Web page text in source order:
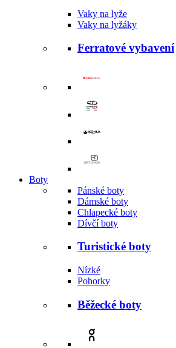
Vaky na lyže
Vaky na lyžáky
Ferratové vybavení
Boty
Pánské boty
Dámské boty
Chlapecké boty
Dívčí boty
Turistické boty
Nízké
Pohorky
Běžecké boty